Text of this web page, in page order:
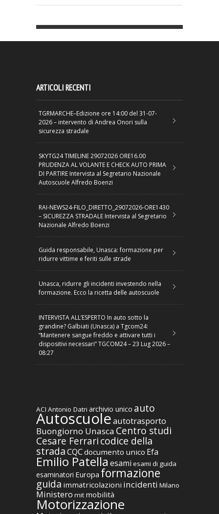
ARTICOLI RECENTI
TGRMARCHE–Edizione ore 14:00 del 31-07-
2026 – intervento di Andrea Onori sulla
sicurezza stradale
SKYTG24 TIMELINE 29072026 ORE16.00
PRUDENZA AL VOLANTE E CHECK AUTO PRIMA
DI PARTIRE Intervista al Segretario Nazionale
Autoscuole Alfredo Boenzi
RAI-NEWS24-FILO_DIRETTO_29072026-ORE1430
– SICUREZZA STRADALE Intervista al Segretario
Nazionale Alfredo Boenzi
Guida responsabile, Unasca: formazione per
ridurre vittime e feriti sulle strade
Unasca, ridurre gli incidenti investendo nella
formazione. Ecco la ricetta delle autoscuole
INTERVISTA ALL’ESPERTO In auto sotto la
grandine? Galbiati (Unasca) a Tgcom24:
“Mantenere sangue freddo e attivare tutti i
dispositivi necessari” TGCOM24 – 23 Lug 2026 –
08:27
ACI Antonio Datri archivio unico auto
Autoscuoleautotrasporto
Buongiorno Unasca Centro studi
Cesare Ferraricodice della
stradaCQCdocumento unico Efa
Emilio Patella esami esami di guida
esaminatori Europa formazione
guida immatricolazioni incidenti Milano
Ministero mit mobilità
Motorizzazione